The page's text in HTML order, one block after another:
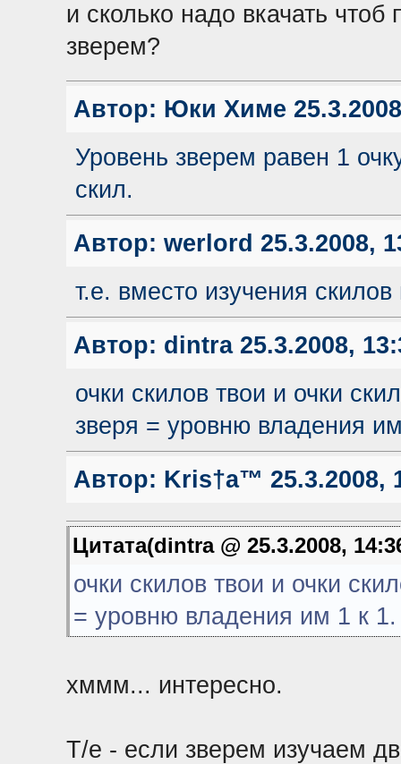
и сколько надо вкачать
зверем?
Автор: Юки Химе
Уровень зверем равен 1
скил.
Автор: werlord 25.3.2008,
т.е. вместо изучения
Автор: dintra25.3.2008,
очки скилов твои и очки
зверя = уровню владения
Автор: Kris†a™ 25.3.2008,
Цитата(dintra @ 25.3.2008,
очки скилов твои и очки
= уровню владения им 1 к 1.
хммм... интересно.
Т/е - если зверем изучаем